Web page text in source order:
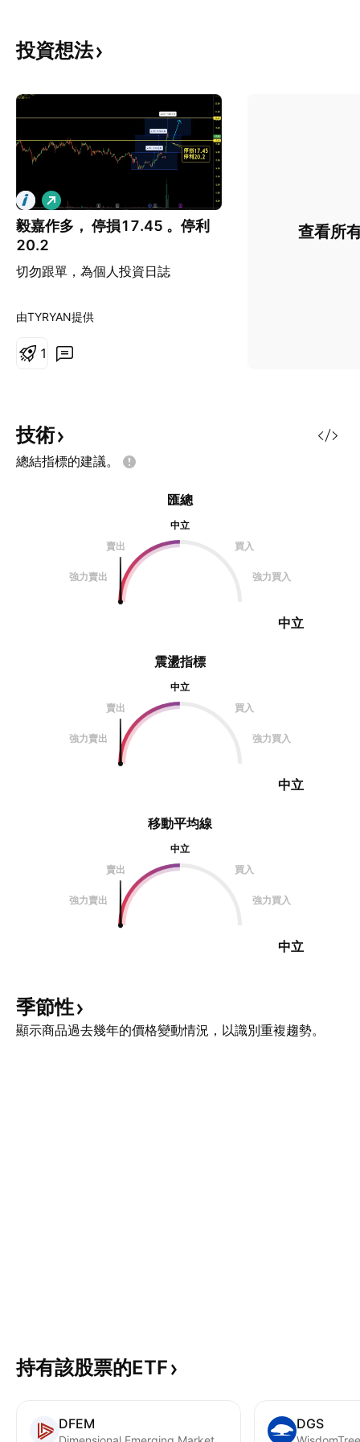
投資想法
毅嘉作多， 停損17.45 。停利
20.2
切勿跟單，為個人投資日誌
看
多
由TYRYAN提供
1
查看所
技術
總結指標的建議。
震盪指標
中立
賣出
買入
強力賣出 強力買入
中立
匯總
中立
賣出
買入
強力賣出 強力買入
中立
移動平均線
中立
賣出
買入
強力賣出 強力買入
中立
季節性
顯示商品過去幾年的價格變動情況，以識別重複趨勢。
持有該股票的ETF
DFEM DGS